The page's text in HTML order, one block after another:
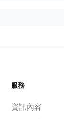
服務
資訊內容